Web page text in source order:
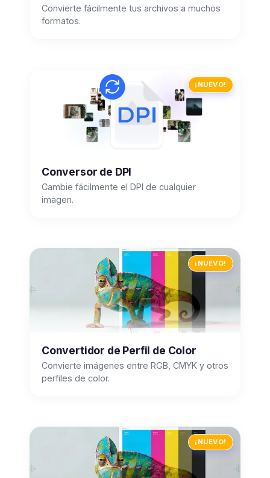
Convierte fácilmente tus archivos a muchos
formatos.
¡NUEVO!
Conversor de DPI
Cambie fácilmente el DPI de cualquier
imagen.
¡NUEVO!
Convertidor de Perfil de Color
Convierte imágenes entre RGB, CMYK y otros
perfiles de color.
¡NUEVO!